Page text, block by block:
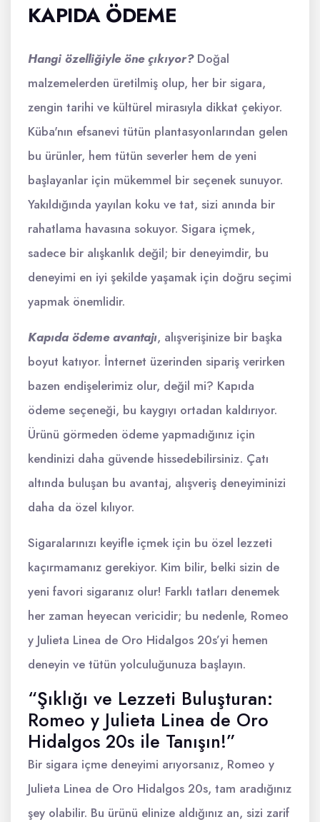
KAPIDA ÖDEME
Hangi özelliğiyle öne çıkıyor?Doğal
malzemelerden üretilmiş olup, her bir sigara,
zengin tarihi ve kültürel mirasıyla dikkat çekiyor.
Küba'nın efsanevi tütün plantasyonlarından gelen
bu ürünler, hem tütün severler hem de yeni
başlayanlar için mükemmel bir seçenek sunuyor.
Yakıldığında yayılan koku ve tat, sizi anında bir
rahatlama havasına sokuyor. Sigara içmek,
sadece bir alışkanlık değil; bir deneyimdir, bu
deneyimi en iyi şekilde yaşamak için doğru seçimi
yapmak önemlidir.
Kapıda ödeme avantajı, alışverişinize bir başka
boyut katıyor. İnternet üzerinden sipariş verirken
bazen endişelerimiz olur, değil mi? Kapıda
ödeme seçeneği, bu kaygıyı ortadan kaldırıyor.
Ürünü görmeden ödeme yapmadığınız için
kendinizi daha güvende hissedebilirsiniz. Çatı
altında buluşan bu avantaj, alışveriş deneyiminizi
daha da özel kılıyor.
Sigaralarınızı keyifle içmek için bu özel lezzeti
kaçırmamanız gerekiyor. Kim bilir, belki sizin de
yeni favori sigaranız olur! Farklı tatları denemek
her zaman heyecan vericidir; bu nedenle, Romeo
y Julieta Linea de Oro Hidalgos 20s’yi hemen
deneyin ve tütün yolculuğunuza başlayın.
“Şıklığı ve Lezzeti Buluşturan:
Romeo y Julieta Linea de Oro
Hidalgos 20s ile Tanışın!”
Bir sigara içme deneyimi arıyorsanız, Romeo y
Julieta Linea de Oro Hidalgos 20s, tam aradığınız
şey olabilir. Bu ürünü elinize aldığınız an, sizi zarif